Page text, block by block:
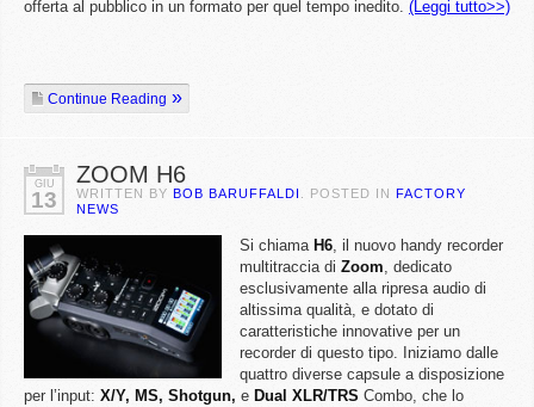
offerta al pubblico in un formato per quel tempo inedito. (Leggi tutto>>)
Continue Reading
GIU
13
ZOOM H6
WRITTEN BY BOB BARUFFALDI . POSTED IN FACTORY
NEWS
Si chiama H6, il nuovo handy recorder
multitraccia di Zoom, dedicato
esclusivamente alla ripresa audio di
altissima qualità, e dotato di
caratteristiche innovative per un
recorder di questo tipo. Iniziamo dalle
quattro diverse capsule a disposizione
per l’input: X/Y, MS, Shotgun, e Dual XLR/TRS Combo, che lo